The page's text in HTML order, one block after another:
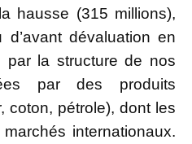
hausse (315 millions),
dévaluation en
par la structure de nos
par des produits
coton, pétrole), dont les
internationaux.